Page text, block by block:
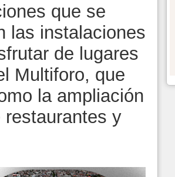
que se
las instalaciones
de lugares
Multiforo, que
la ampliación
y